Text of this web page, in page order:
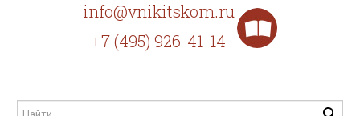
info@vnikitskom.ru
+7 (495) 926-41-14